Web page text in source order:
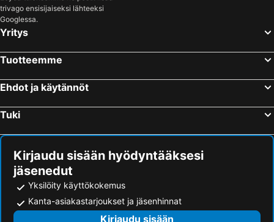
trivago ensisijaiseksi lähteeksi
Googlessa.
Yritys
Tuotteemme
Ehdot ja käytännöt
Tuki
Kirjaudu sisään hyödyntääksesi
jäsenedut
Yksilöity käyttökokemus
Kanta-asiakastarjoukset ja jäsenhinnat
Kirjaudu sisään